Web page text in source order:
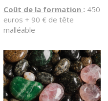
Coût de la formation : 450
euros + 90 € de tête
malléable